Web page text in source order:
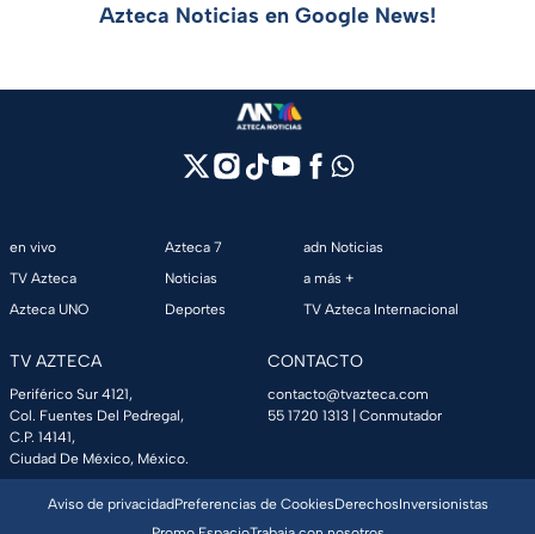
Azteca Noticias en Google News!
en vivo
TV Azteca
Azteca UNO
Azteca 7
Noticias
Deportes
adn Noticias
a más +
TV Azteca Internacional
TV AZTECA
Periférico Sur 4121,
Col. Fuentes Del Pedregal,
C.P. 14141,
Ciudad De México, México.
CONTACTO
contacto@tvazteca.com
55 1720 1313 | Conmutador
Aviso de privacidadPreferencias de CookiesDerechosInversionistas